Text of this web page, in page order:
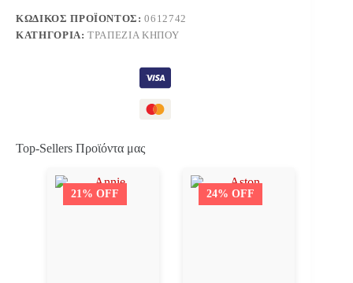
ΚΩΔΙΚΌΣ ΠΡΟΪΌΝΤΟΣ:0612742
ΚΑΤΗΓΟΡΊΑ:ΤΡΑΠΈΖΙΑ ΚΉΠΟΥ
Top-Sellers Προϊόντα μας
21% OFF 24% OFF